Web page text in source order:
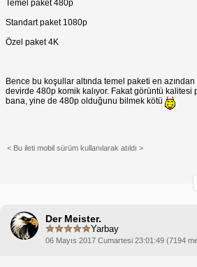
Temel paket 480p
Standart paket 1080p
Özel paket 4K
Bence bu koşullar altında temel paketi en azından
devirde 480p komik kalıyor. Fakat görüntü
bana, yine de 480p olduğunu bilmek kötü
< Bu ileti mobil sürüm kullanılarak atıldı >
Der Meister.
Yarbay
06 Mayıs 2017 Cumartesi 23:01:49 (7194